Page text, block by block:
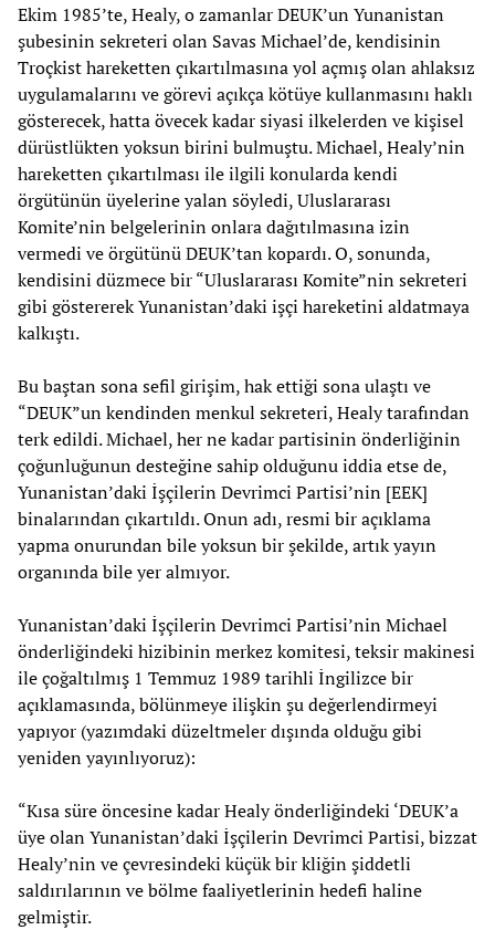
Ekim 1985’te, Healy, o zamanlar DEUK’un Yunanistan
şubesinin sekreteri olan Savas Michael’de, kendisinin
Troçkist hareketten çıkartılmasına yol açmış olan ahlaksız
uygulamalarını ve görevi açıkça kötüye kullanmasını haklı
gösterecek, hatta övecek kadar siyasi ilkelerden ve kişisel
dürüstlükten yoksun birini bulmuştu. Michael, Healy’nin
hareketten çıkartılması ile ilgili konularda kendi
örgütünün üyelerine yalan söyledi, Uluslararası
Komite’nin belgelerinin onlara dağıtılmasına izin
vermedi ve örgütünü DEUK’tan kopardı. O, sonunda,
kendisini düzmece bir “Uluslararası Komite”nin sekreteri
gibi göstererek Yunanistan’daki işçi hareketini aldatmaya
kalkıştı.
Bu baştan sona sefil girişim, hak ettiği sona ulaştı ve
“DEUK”un kendinden menkul sekreteri, Healy tarafından
terk edildi. Michael, her ne kadar partisinin önderliğinin
çoğunluğunun desteğine sahip olduğunu iddia etse de,
Yunanistan’daki İşçilerin Devrimci Partisi’nin [EEK]
binalarından çıkartıldı. Onun adı, resmi bir açıklama
yapma onurundan bile yoksun bir şekilde, artık yayın
organında bile yer almıyor.
Yunanistan’daki İşçilerin Devrimci Partisi’nin Michael
önderliğindeki hizibinin merkez komitesi, teksir makinesi
ile çoğaltılmış 1 Temmuz 1989 tarihli İngilizce bir
açıklamasında, bölünmeye ilişkin şu değerlendirmeyi
yapıyor (yazımdaki düzeltmeler dışında olduğu gibi
yeniden yayınlıyoruz):
“Kısa süre öncesine kadar Healy önderliğindeki ‘DEUK’a
üye olan Yunanistan’daki İşçilerin Devrimci Partisi, bizzat
Healy’nin ve çevresindeki küçük bir kliğin şiddetli
saldırılarının ve bölme faaliyetlerinin hedefi haline
gelmiştir.